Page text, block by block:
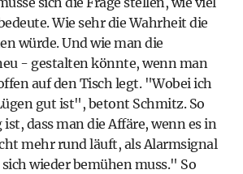
Wie sehr die Wahrheit die
würde. Und wie man die
- gestalten könnte, wenn man
auf den Tisch legt. "Wobei ich
gut ist", betont Schmitz. So
dass man die Affäre, wenn es in
mehr rund läuft, als Alarmsignal
wieder bemühen muss." So